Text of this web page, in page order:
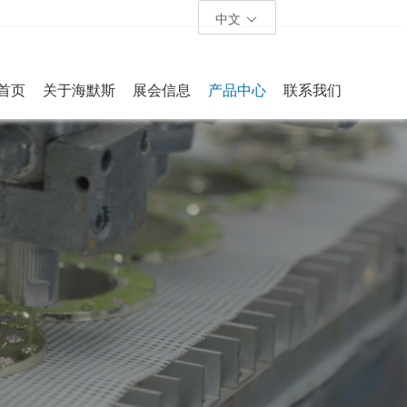
中文
页 关于海默斯 展会信息 产品中心 联系我们